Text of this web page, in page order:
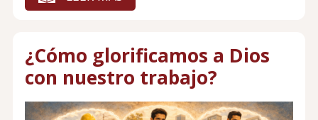
¿Cómo glorificamos a Dios
con nuestro trabajo?